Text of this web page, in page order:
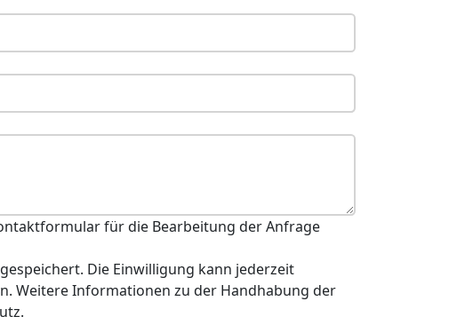
für die Bearbeitung der Anfrage
Die Einwilligung kann jederzeit
Weitere Informationen zu der Handhabung der